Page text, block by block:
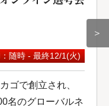
随時 - 最終12/1(火)
ゴで創立され、
名のグローバルネ
＞